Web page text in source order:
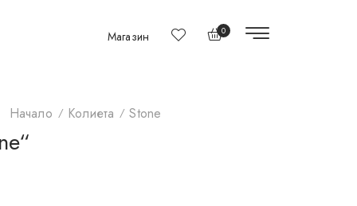
Магазин 0
Начало Колиета Stone